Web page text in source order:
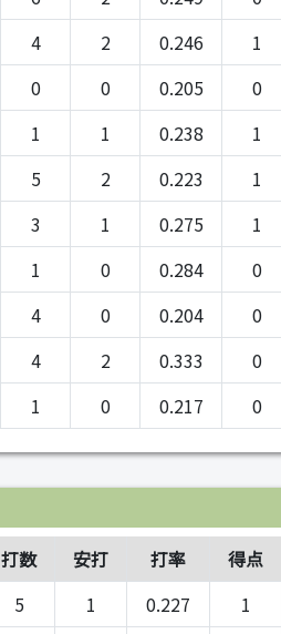
4 2 0.246 1
0 0 0.205 0
1 1 0.238 1
5 2 0.223 1
3 1 0.275 1
1 0 0.284 0
4 0 0.204 0
4 2 0.333 0
1 0 0.217 0
打数 安打 打率 得点
5 1 0.227 1